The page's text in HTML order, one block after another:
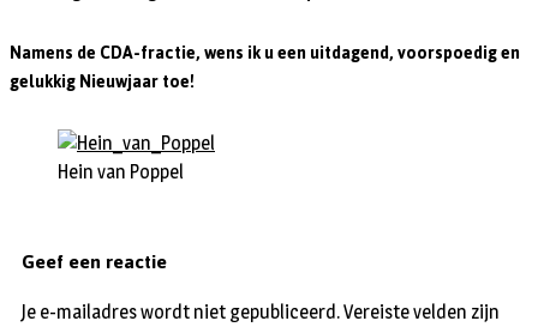
Namens de CDA-fractie, wens ik u een uitdagend, voorspoedig en
gelukkig Nieuwjaar toe!
Hein van Poppel
Geef een reactie
Je e-mailadres wordt niet gepubliceerd.Vereiste velden zijn